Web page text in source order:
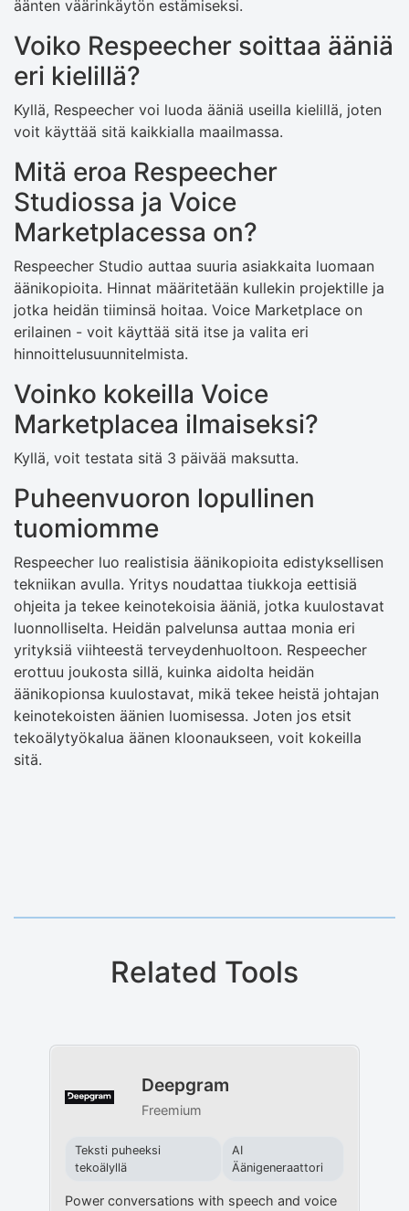
äänten väärinkäytön estämiseksi.
Voiko Respeecher soittaa ääniä
eri kielillä?
Kyllä, Respeecher voi luoda ääniä useilla kielillä, joten
voit käyttää sitä kaikkialla maailmassa.
Mitä eroa Respeecher
Studiossa ja Voice
Marketplacessa on?
Respeecher Studio auttaa suuria asiakkaita luomaan
äänikopioita. Hinnat määritetään kullekin projektille ja
jotka heidän tiiminsä hoitaa. Voice Marketplace on
erilainen - voit käyttää sitä itse ja valita eri
hinnoittelusuunnitelmista.
Voinko kokeilla Voice
Marketplacea ilmaiseksi?
Kyllä, voit testata sitä 3 päivää maksutta.
Puheenvuoron lopullinen
tuomiomme
Respeecher luo realistisia äänikopioita edistyksellisen
tekniikan avulla. Yritys noudattaa tiukkoja eettisiä
ohjeita ja tekee keinotekoisia ääniä, jotka kuulostavat
luonnolliselta. Heidän palvelunsa auttaa monia eri
yrityksiä viihteestä terveydenhuoltoon. Respeecher
erottuu joukosta sillä, kuinka aidolta heidän
äänikopionsa kuulostavat, mikä tekee heistä johtajan
keinotekoisten äänien luomisessa. Joten jos etsit
tekoälytyökalua äänen kloonaukseen, voit kokeilla
sitä.
Related Tools
Deepgram
Freemium
Teksti puheeksi
tekoälyllä
AI
Äänigeneraattori
Power conversations with speech and voice